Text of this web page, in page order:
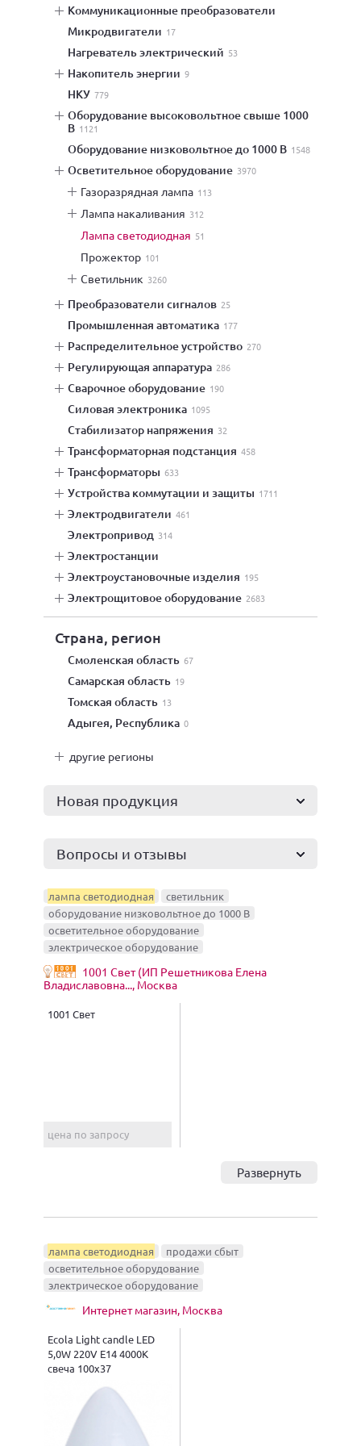
коммуникационные преобразователи
микродвигатели 17
нагреватель электрический 53
накопитель энергии 9
НКУ 779
оборудование высоковольтное свыше 1000
В 1121
оборудование низковольтное до 1000 В 1548
осветительное оборудование 3970
газоразрядная лампа 113
лампа накаливания 312
лампа светодиодная 51
прожектор 101
светильник 3260
преобразователи сигналов 25
промышленная автоматика 177
распределительное устройство 270
регулирующая аппаратура 286
сварочное оборудование 190
силовая электроника 1095
стабилизатор напряжения 32
трансформаторная подстанция 458
трансформаторы 633
устройства коммутации и защиты 1711
электродвигатели 461
электропривод 314
электростанции
электроустановочные изделия 195
электрощитовое оборудование 2683
Страна, регион
Смоленская область 67
Самарская область 19
Томская область 13
Адыгея, Республика 0
другие регионы
Новая продукция
Вопросы и отзывы
лампа светодиодная
светильник
оборудование низковольтное до 1000 В
осветительное оборудование
электрическое оборудование
1001 Свет (ИП Решетникова Елена
Владиславовна..., Москва
1001 Свет
цена по запросу
Развернуть
лампа светодиодная
продажи сбыт
осветительное оборудование
электрическое оборудование
Интернет магазин, Москва
Ecola Light candle LED
5,0W 220V E14 4000K
свеча 100x37